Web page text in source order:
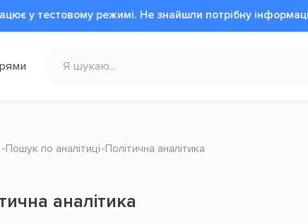
у тестовому режимі. Не знайшли потрібну
Пошук по аналітиці Політична аналітика
аналітика